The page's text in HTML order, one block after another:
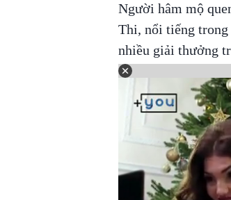
Người hâm mộ
Thi, nổi tiếng trong
nhiều giải thưởng